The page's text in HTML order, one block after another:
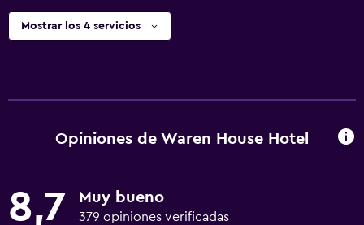
Mostrar los 4 servicios
Opiniones de Waren House Hotel
8,7 Muy bueno
379 opiniones verificadas